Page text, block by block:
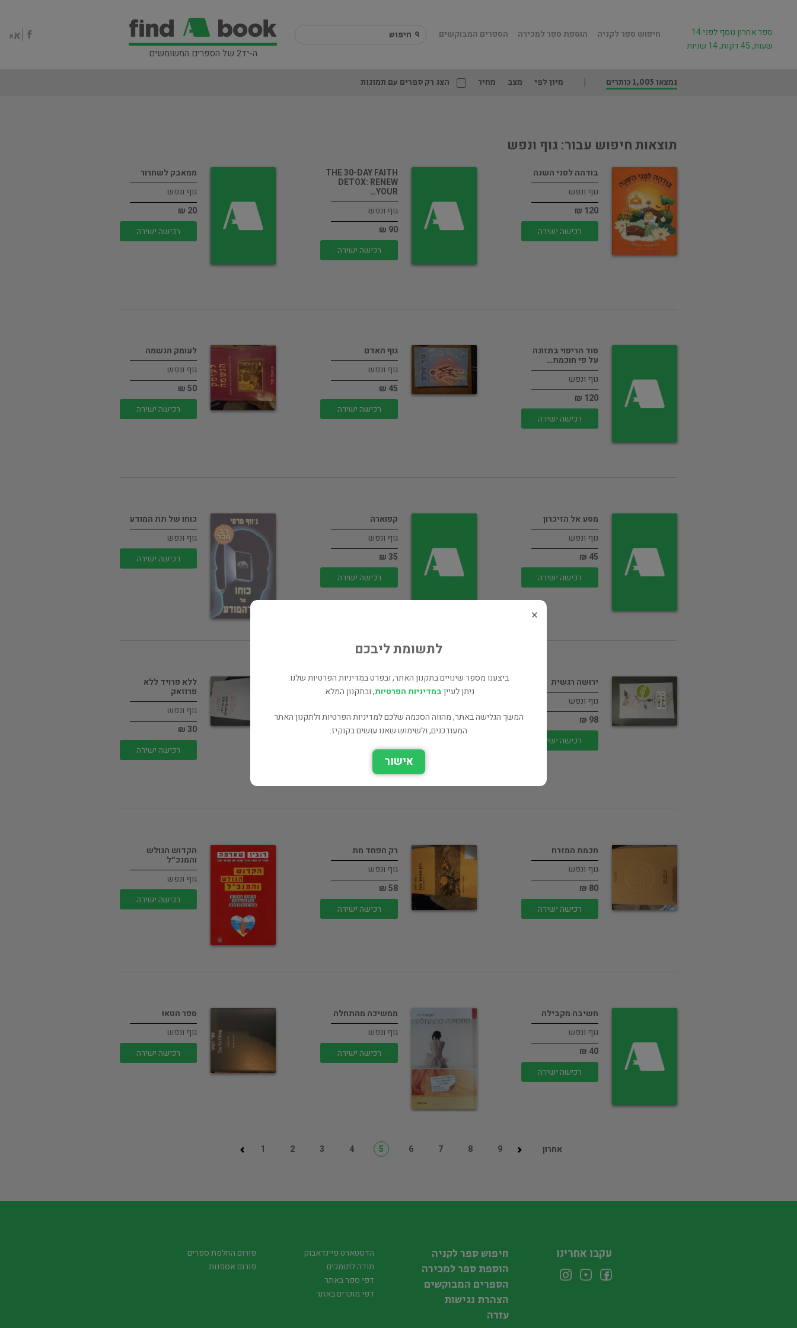
ה-יד2 של הספרים המשומשים
חיפוש ספר לקניה הוספת ספר למכירה הספרים המבוקשים
ספר אחרון נוסף לפני 14
שעות, 45 דקות, 14 שניות
נמצאו 1,005 כותרים מיון לפי מצב מחיר הצג רק ספרים עם תמונות
תוצאות חיפוש עבור: גוף ונפש
בודהה לפני השנה
גוף ונפש
120 ₪
רכישה ישירה
THE 30-DAY FAITH
DETOX: RENEW
YOUR…
גוף ונפש
90 ₪
רכישה ישירה
ממאבק לשחרור
גוף ונפש
20 ₪
רכישה ישירה
סוד הריפוי בתזונה
על פי חוכמת…
גוף ונפש
120 ₪
רכישה ישירה
גוף האדם
גוף ונפש
45 ₪
רכישה ישירה
לעומק הנשמה
גוף ונפש
50 ₪
רכישה ישירה
מסע אל הזיכרון
גוף ונפש
45 ₪
רכישה ישירה
קפוארה
גוף ונפש
35 ₪
רכישה ישירה
כוחו של תת המודע
גוף ונפש
רכישה ישירה
ירושה רגשית
גוף ונפש
98 ₪
רכישה ישירה
טורף ברשת
25 ₪
ללא פרויד ללא
פרוזאק
גוף ונפש
30 ₪
רכישה ישירה
חכמת המזרח
גוף ונפש
80 ₪
רכישה ישירה
רק הפחד מת
גוף ונפש
58 ₪
רכישה ישירה
הקדוש הגולש
והמנכ״ל
גוף ונפש
רכישה ישירה
חשיבה מקבילה
גוף ונפש
40 ₪
רכישה ישירה
ממשיכה מהתחלה
גוף ונפש
רכישה ישירה
ספר הטאו
גוף ונפש
רכישה ישירה
1 2 3 4 5 6 7 8 9 אחרון
×
לתשומת ליבכם
ביצענו מספר שינויים בתקנון האתר, ובפרט במדיניות הפרטיות שלנו.
ניתן לעייןבמדיניות הפרטיות, ובתקנון המלא.
המשך הגלישה באתר, מהווה הסכמה שלכם למדיניות הפרטיות ולתקנון האתר
המעודכנים, ולשימוש שאנו עושים בקוקיז.
אישור
עקבו אחרינו
חיפוש ספר לקניה
הוספת ספר למכירה
הספרים המבוקשים
הצהרת נגישות
עזרה
הדסטארט פיינדאבוק
תודה לתומכים
דפי ספר באתר
דפי מוכרים באתר
פורום החלפת ספרים
פורום אספנות